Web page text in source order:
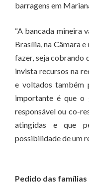
barragens em
“A bancada mineira
Brasília, na Câmara
fazer, seja cobrando
invista recursos na
e voltados também
importante é que o
responsável ou co-
atingidas e que
possibilidade de um
Pedido das famílias